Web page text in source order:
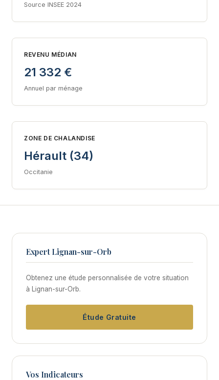
Source INSEE 2024
REVENU MÉDIAN
21 332 €
Annuel par ménage
ZONE DE CHALANDISE
Hérault (34)
Occitanie
Expert Lignan-sur-Orb
Obtenez une étude personnalisée de votre situation
à Lignan-sur-Orb.
Étude Gratuite
Vos Indicateurs